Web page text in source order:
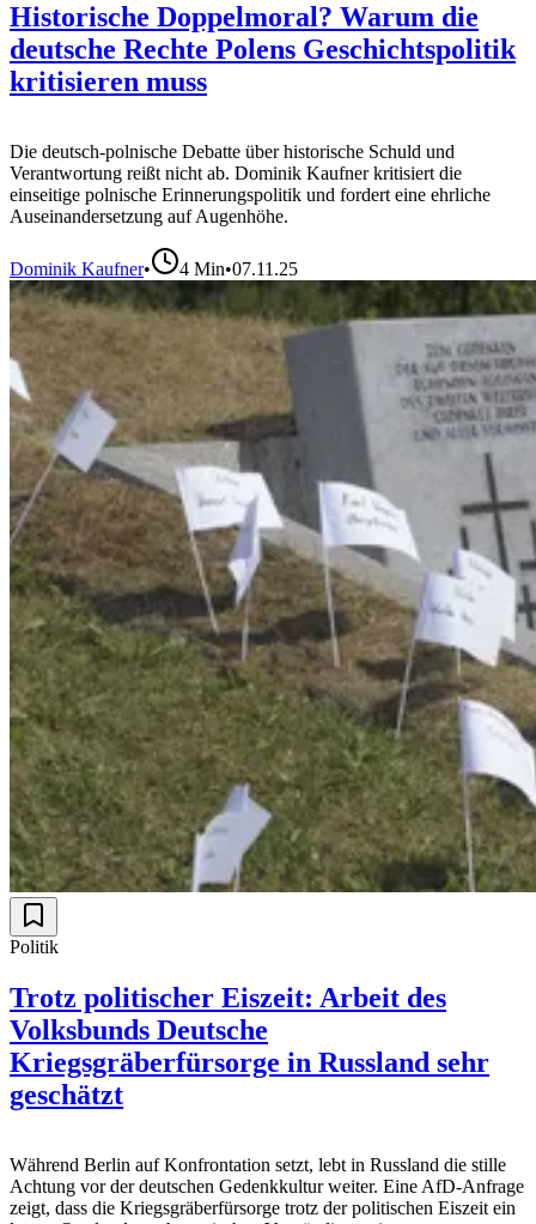
Historische Doppelmoral? Warum die
deutsche Rechte Polens Geschichtspolitik
kritisieren muss
Die deutsch-polnische Debatte über historische Schuld und
Verantwortung reißt nicht ab. Dominik Kaufner kritisiert die
einseitige polnische Erinnerungspolitik und fordert eine ehrliche
Auseinandersetzung auf Augenhöhe.
Dominik Kaufner• 4 Min•07.11.25
Politik
Trotz politischer Eiszeit: Arbeit des
Volksbunds Deutsche
Kriegsgräberfürsorge in Russland sehr
geschätzt
Während Berlin auf Konfrontation setzt, lebt in Russland die stille
Achtung vor der deutschen Gedenkkultur weiter. Eine AfD-Anfrage
zeigt, dass die Kriegsgräberfürsorge trotz der politischen Eiszeit ein